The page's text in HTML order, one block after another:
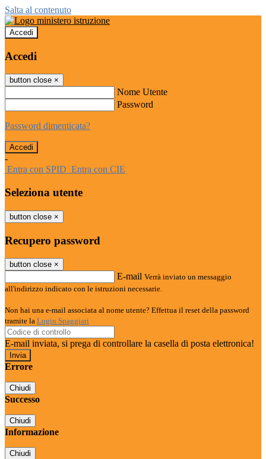
Salta al contenuto
Accedi
Accedi
button close ×
Nome Utente
Password
Password dimenticata?
-
Entra con SPID Entra con CIE
Seleziona utente
button close ×
Recupero password
button close ×
E-mail Verrà inviato un messaggio
all'indirizzo indicato con le istruzioni necessarie.
Non hai una e-mail associata al nome utente? Effettua il reset della password
tramite la Login Spaggiari
E-mail inviata, si prega di controllare la casella di posta elettronica!
Errore
Chiudi
Successo
Chiudi
Informazione
Chiudi